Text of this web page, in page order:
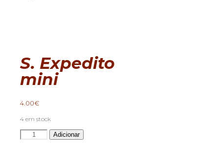
S. Expedito
mini
4.00€
4 em stock
Quantidade
de
Adicionar